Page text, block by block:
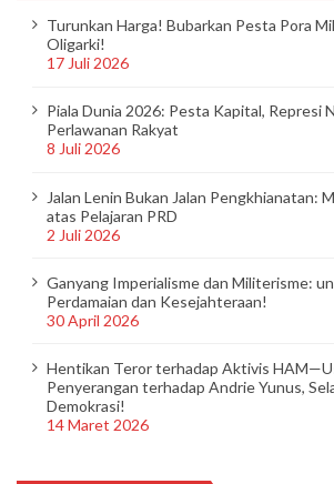
Turunkan Harga! Bubarkan Pesta Pora
Oligarki!
17 Juli 2026
Piala Dunia 2026: Pesta Kapital, Represi
Perlawanan Rakyat
8 Juli 2026
Jalan Lenin Bukan Jalan Pengkhianatan:
atas Pelajaran PRD
2 Juli 2026
Ganyang Imperialisme dan Militerisme:
Perdamaian dan Kesejahteraan!
30 April 2026
Hentikan Teror terhadap Aktivis
Penyerangan terhadap Andrie Yunus,
Demokrasi!
14 Maret 2026